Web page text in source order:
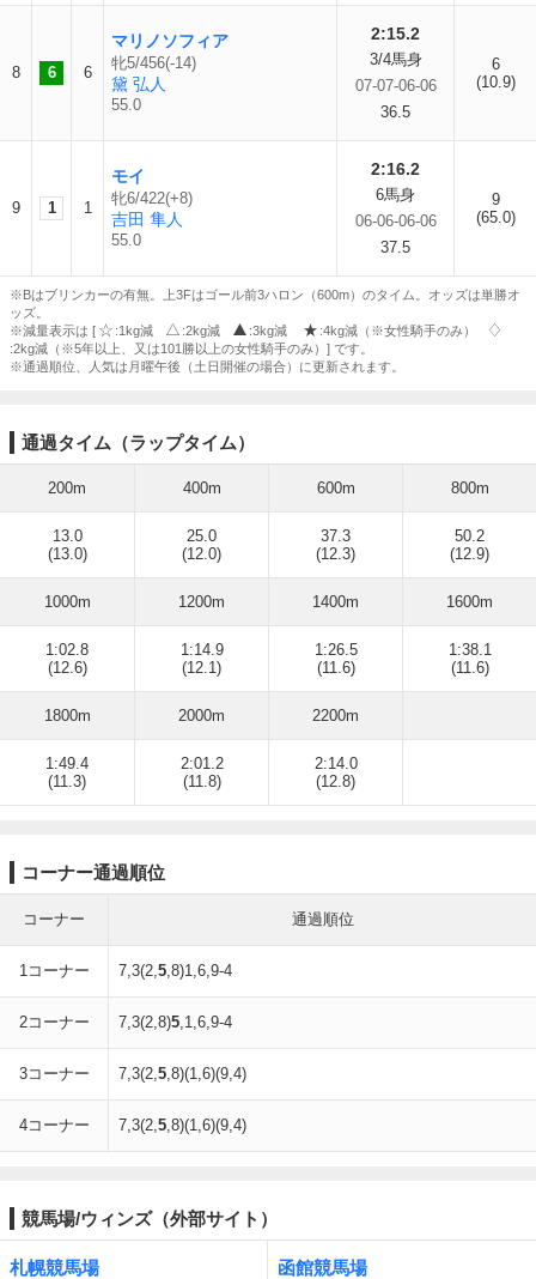
8 6 6
マリノソフィア
牝5/456(-14)
黛 弘人
55.0
2:15.2
3/4馬身
07-07-06-06
36.5
6
(10.9)
9 1 1
モイ
牝6/422(+8)
吉田 隼人
55.0
2:16.2
6馬身
06-06-06-06
37.5
9
(65.0)
※Bはブリンカーの有無。上3Fはゴール前3ハロン（600m）のタイム。オッズは単勝オ
ッズ。
※減量表示は [
:1kg減 :2kg減 :3kg減
:4kg減（※女性騎手のみ）
:2kg減（※5年以上、又は101勝以上の女性騎手のみ）] です。
※通過順位、人気は月曜午後（土日開催の場合）に更新されます。
通過タイム（ラップタイム）
200m 400m 600m 800m
13.0
(13.0)
25.0
(12.0)
37.3
(12.3)
50.2
(12.9)
1000m 1200m 1400m 1600m
1:02.8
(12.6)
1:14.9
(12.1)
1:26.5
(11.6)
1:38.1
(11.6)
1800m 2000m 2200m
1:49.4
(11.3)
2:01.2
(11.8)
2:14.0
(12.8)
コーナー通過順位
コーナー 通過順位
1コーナー 7,3(2,5,8)1,6,9-4
2コーナー 7,3(2,8)5,1,6,9-4
3コーナー 7,3(2,5,8)(1,6)(9,4)
4コーナー 7,3(2,5,8)(1,6)(9,4)
競馬場/ウィンズ（外部サイト）
札幌競馬場 函館競馬場